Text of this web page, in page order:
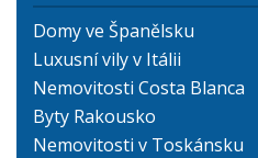
Domy ve Španělsku
Luxusní vily v Itálii
Nemovitosti Costa Blanca
Byty Rakousko
Nemovitosti v Toskánsku